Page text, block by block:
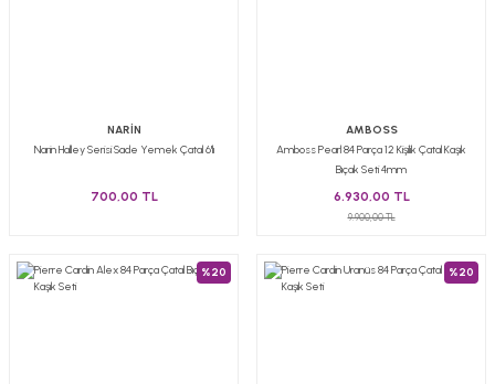
NARİN
Narin Halley Serisi Sade Yemek Çatal 6'lı
700,00 TL
AMBOSS
Amboss Pearl 84 Parça 12 Kişilik Çatal Kaşık
Bıçak Seti 4mm
6.930,00 TL
9.900,00 TL
%20 %20